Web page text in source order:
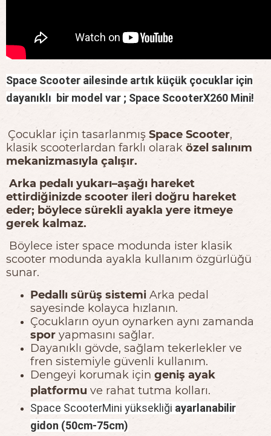
Space Scooter ailesinde artık küçük çocuklar için
dayanıklı bir model var ; Space ScooterX260 Mini!
Çocuklar için tasarlanmış Space Scooter,
klasik scooterlardan farklı olarak özel salınım
mekanizmasıyla çalışır.
Arka pedalı yukarı–aşağı hareket
ettirdiğinizde scooter ileri doğru hareket
eder; böylece sürekli ayakla yere itmeye
gerek kalmaz.
Böylece ister space modunda ister klasik
scooter modunda ayakla kullanım özgürlüğü
sunar.
Pedallı sürüş sistemi Arka pedal
sayesinde kolayca hızlanın.
Çocukların oyun oynarken aynı zamanda
spor yapmasını sağlar.
Dayanıklı gövde, sağlam tekerlekler ve
fren sistemiyle güvenli kullanım.
Dengeyi korumak için geniş ayak
platformu ve rahat tutma kolları.
Space ScooterMini yüksekliği ayarlanabilir
gidon (50cm-75cm)